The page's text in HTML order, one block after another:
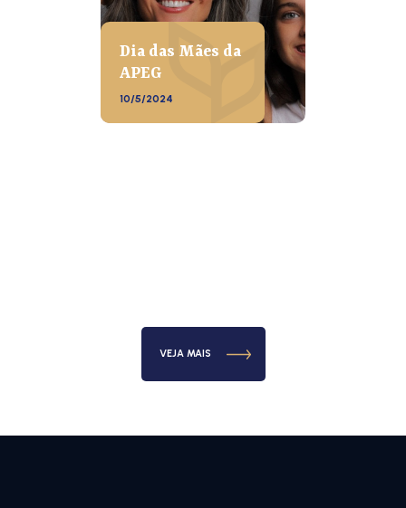
Dia das Mães da
APEG
10/5/2024
VEJA MAIS